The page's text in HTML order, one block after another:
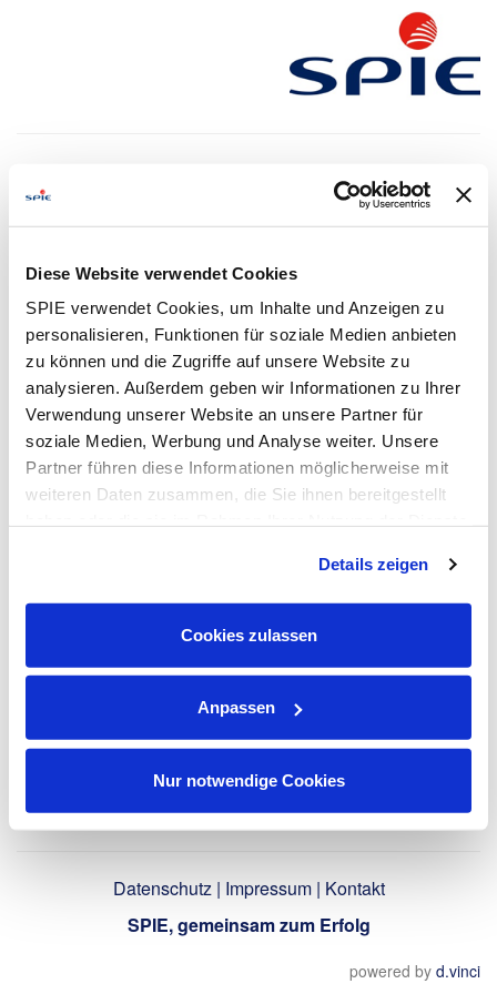
Diese Website verwendet Cookies
SPIE verwendet Cookies, um Inhalte und Anzeigen zu
personalisieren, Funktionen für soziale Medien anbieten
zu können und die Zugriffe auf unsere Website zu
analysieren. Außerdem geben wir Informationen zu Ihrer
Verwendung unserer Website an unsere Partner für
soziale Medien, Werbung und Analyse weiter. Unsere
Partner führen diese Informationen möglicherweise mit
weiteren Daten zusammen, die Sie ihnen bereitgestellt
Verarbeitung Ihrer Daten in den USA ein. Alle weiteren
Informationen zu Cookies finden Sie in unseren
Datenschutzhinweisen .
Details zeigen
Cookies zulassen
Anpassen
Nur notwendige Cookies
Initiativbewerbung
möchtest!
an, um Daten zu übermitteln:
Bewerbungsformular
ausfüllen
LinkedIn-Profil
verwenden
Lebenslauf
hochladen
Datenschutz| Impressum| Kontakt
SPIE, gemeinsam zum Erfolg
powered by d.vinci